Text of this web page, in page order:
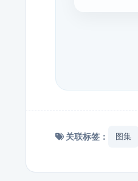
关联标签： 图集